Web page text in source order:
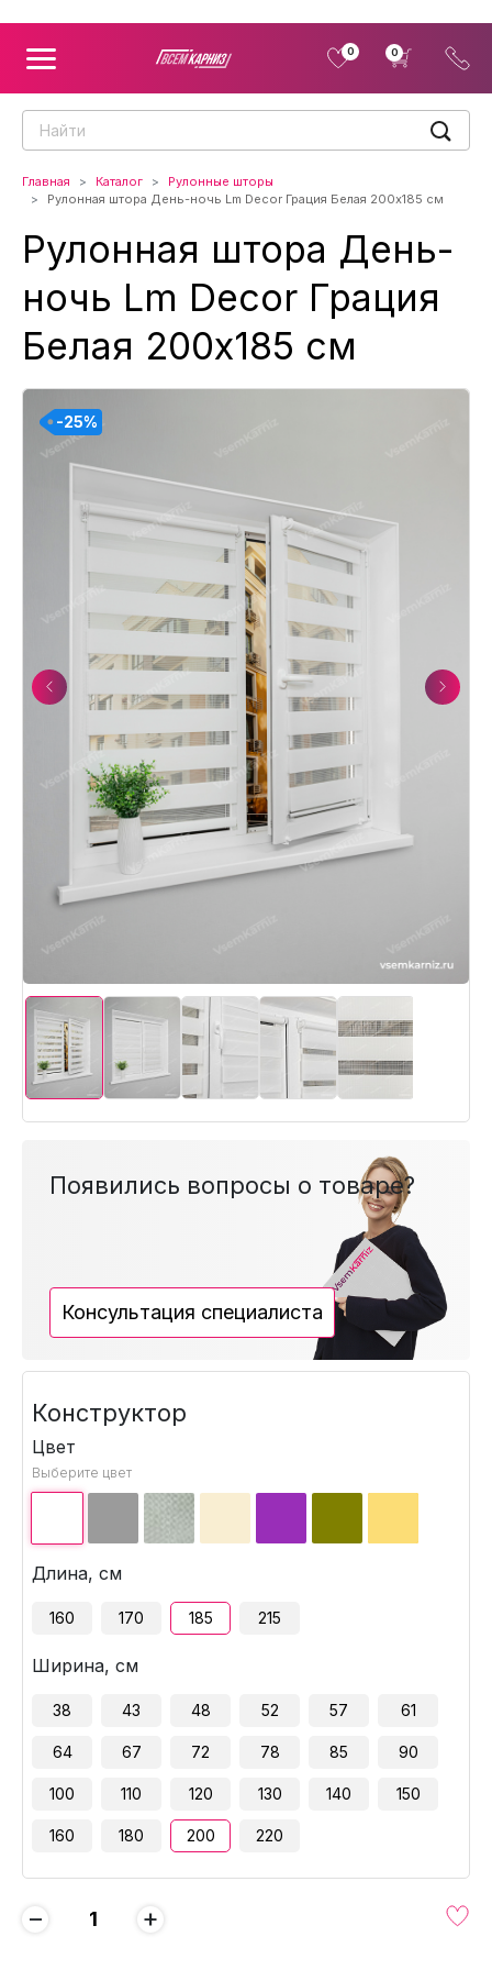
0 0
Главная Каталог
Рулонные шторы
Рулонная штора День-ночь Lm Decor Грация Белая 200x185 см
Рулонная штора День-
ночь Lm Decor Грация
Белая 200x185 см
Previous
-25%
-25%
-25%
-25%
-25%
-25%
-25%
-25%
-25%
-25%
-25%
-25%
-25%
-25%
-25%
-25%
-25%
Next
Появились вопросы о товаре?
Консультация специалиста
Конструктор
Цвет
Выберите цвет
Длина, см
160 170 185 215
Ширина, см
38 43 48 52 57 61
64 67 72 78 85 90
100 110 120 130 140 150
160 180 200 220
− +